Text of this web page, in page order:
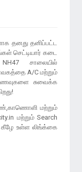
தனது தனிப்பட்ட
செட்டியார் கடை
சாலையில்
A/C மற்றும்
சுவைக்க
மற்றும்
மற்றும் Search
கீழே உள்ள லிங்க்கை